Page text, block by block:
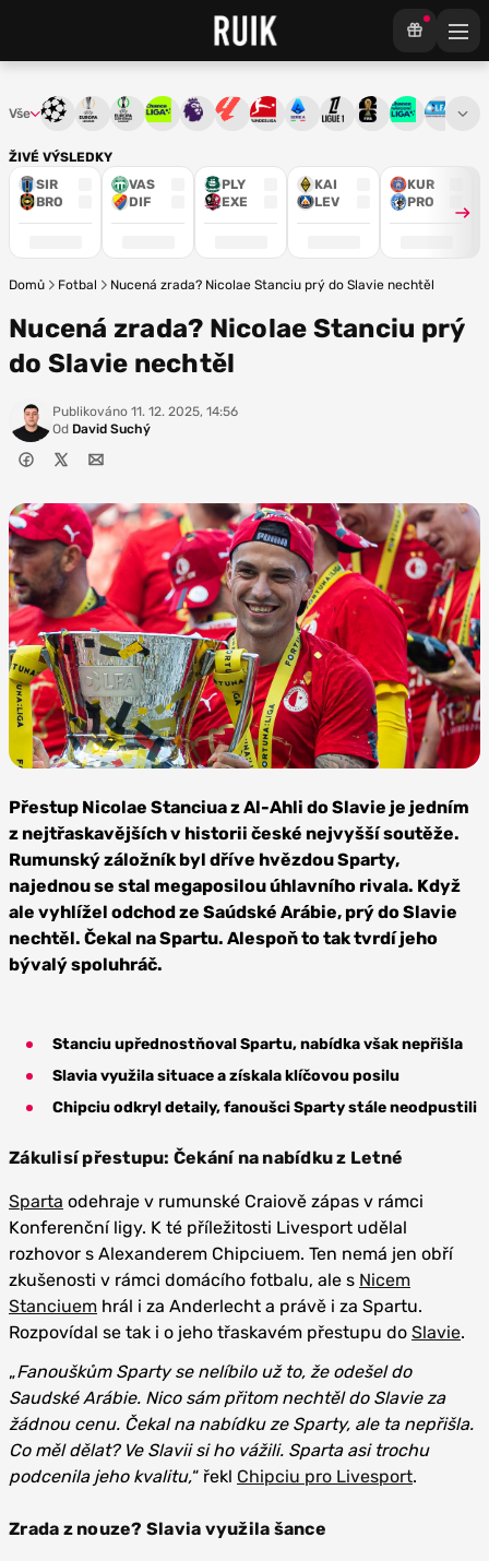
ŽIVÉ VÝSLEDKY
SIR
BRO
VAS
DIF
PLY
EXE
KAI
LEV
KUR
PRO
Vše Liga mistrůEvropská liga
Konferenční liga
Chance ligaPremier League
La LigaBundesliga
Serie ALigue 1Mistrovství světa
Chance3. ČFL
Domů Fotbal Nucená zrada? Nicolae Stanciu prý do Slavie nechtěl
Nucená zrada? Nicolae Stanciu prý
do Slavie nechtěl
Publikováno 11. 12. 2025, 14:56
Od David Suchý
Slavia Praha
Přestup Nicolae Stanciua z Al-Ahli do Slavie je jedním
z nejtřaskavějších v historii české nejvyšší soutěže.
Rumunský záložník byl dříve hvězdou Sparty,
najednou se stal megaposilou úhlavního rivala. Když
ale vyhlížel odchod ze Saúdské Arábie, prý do Slavie
nechtěl. Čekal na Spartu. Alespoň to tak tvrdí jeho
bývalý spoluhráč.
Stanciu upřednostňoval Spartu, nabídka však nepřišla
Slavia využila situace a získala klíčovou posilu
Chipciu odkryl detaily, fanoušci Sparty stále neodpustili
Zákulisí přestupu: Čekání na nabídku z Letné
Sparta odehraje v rumunské Craiově zápas v rámci
Konferenční ligy. K té příležitosti Livesport udělal
rozhovor s Alexanderem Chipciuem. Ten nemá jen obří
zkušenosti v rámci domácího fotbalu, ale s Nicem
Stanciuem hrál i za Anderlecht a právě i za Spartu.
Rozpovídal se tak i o jeho třaskavém přestupu do Slavie.
„Fanouškům Sparty se nelíbilo už to, že odešel do
Saudské Arábie. Nico sám přitom nechtěl do Slavie za
žádnou cenu. Čekal na nabídku ze Sparty, ale ta nepřišla.
Co měl dělat? Ve Slavii si ho vážili. Sparta asi trochu
podcenila jeho kvalitu,“ řekl Chipciu pro Livesport.
Zrada z nouze? Slavia využila šance